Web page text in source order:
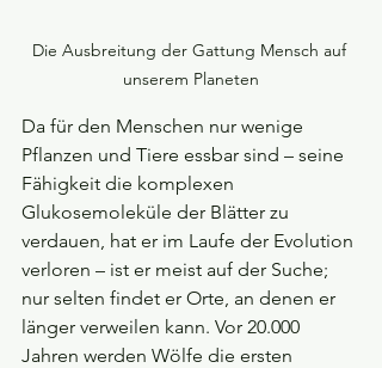
Die Ausbreitung der Gattung Mensch auf
unserem Planeten
Da für den Menschen nur wenige
Pflanzen und Tiere essbar sind – seine
Fähigkeit die komplexen
Glukosemoleküle der Blätter zu
verdauen, hat er im Laufe der Evolution
verloren – ist er meist auf der Suche;
nur selten findet er Orte, an denen er
länger verweilen kann. Vor 20.000
Jahren werden Wölfe die ersten